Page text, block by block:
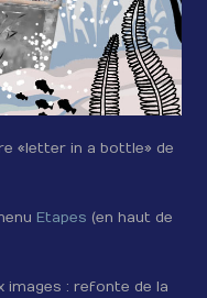
«letter in a bottle» de
Etapes (en haut de
images : refonte de la